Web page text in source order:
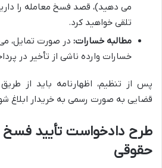
می دهید)، قصد فسخ معامله را
تلقی خواهید کرد.
مطالبه خسارات: در صورت تمایل، می
خسارات وارده ناشی از تأخیر در
پس از تنظیم، اظهارنامه باید از
قضایی به صورت رسمی به خریدار ابلاغ
طرح دادخواست تأیید فسخ
حقوقی